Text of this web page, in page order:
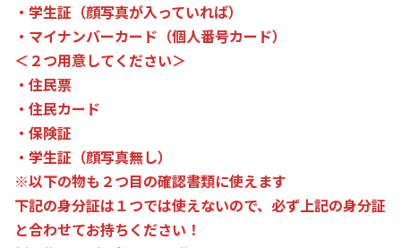
・学生証（顔写真が入っていれば）
・マイナンバーカード（個人番号カード）
＜２つ用意してください＞
・住民票
・住民カード
・保険証
・学生証（顔写真無し）
※以下の物も２つ目の確認書類に使えます
下記の身分証は１つでは使えないので、必ず上記の身分証
と合わせてお持ちください！